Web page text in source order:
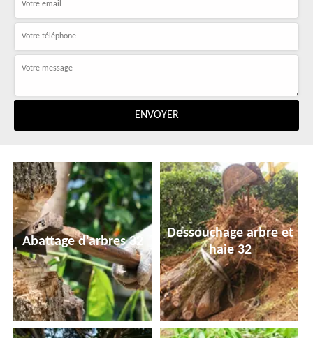
Abattage d'arbres 32
Dessouchage arbre et
haie 32